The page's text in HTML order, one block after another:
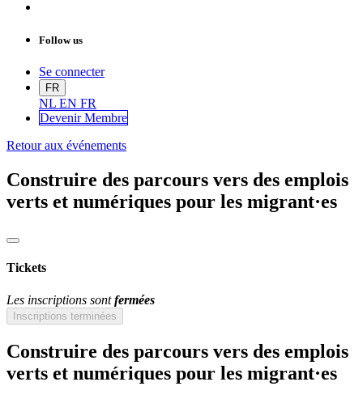
Follow us
Se connecter
FR
NL EN FR
Devenir Membre
Retour aux événements
Construire des parcours vers des emplois
verts et numériques pour les migrant·es
Tickets
Les inscriptions sontfermées
Inscriptions terminées
Construire des parcours vers des emplois
verts et numériques pour les migrant·es